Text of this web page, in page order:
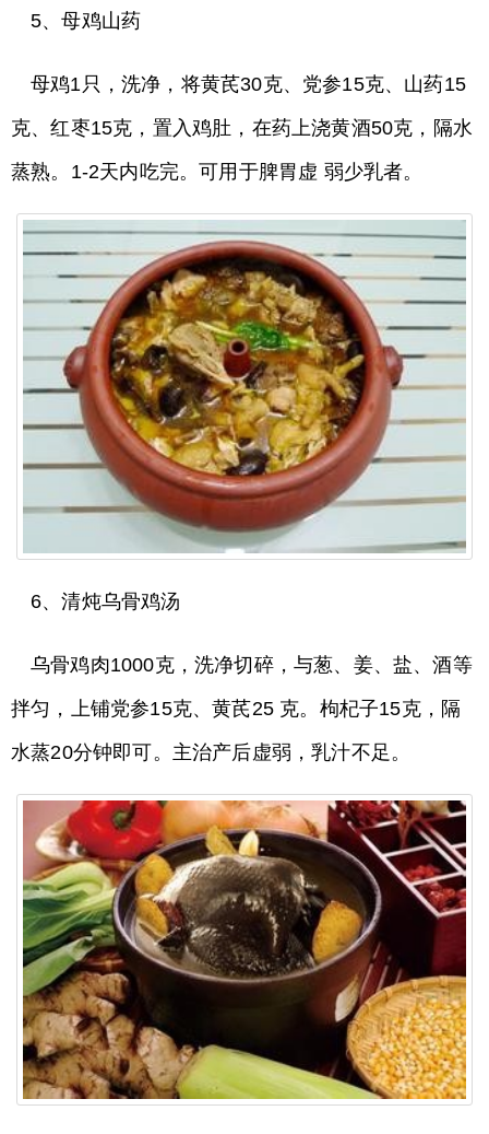
5、母鸡山药
母鸡1只，洗净，将黄芪30克、党参15克、山药15
克、红枣15克，置入鸡肚，在药上浇黄酒50克，隔水
蒸熟。1-2天内吃完。可用于脾胃虚 弱少乳者。
6、清炖乌骨鸡汤
乌骨鸡肉1000克，洗净切碎，与葱、姜、盐、酒等
拌匀，上铺党参15克、黄芪25 克。枸杞子15克，隔
水蒸20分钟即可。主治产后虚弱，乳汁不足。